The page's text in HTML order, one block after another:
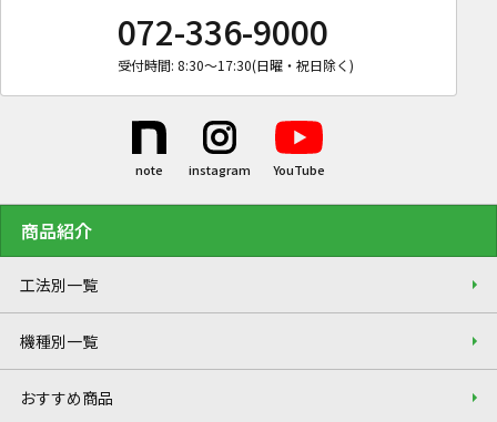
072-336-9000
受付時間: 8:30〜17:30(日曜・祝日除く)
商品紹介
工法別一覧
機種別一覧
おすすめ商品